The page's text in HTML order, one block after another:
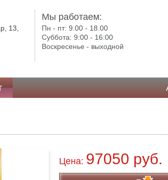
13,
Мы работаем:
Пн - пт:9.00 - 18.00
Суббота:9:00 - 16:00
Воскресенье - выходной
Цена: 97050 руб.